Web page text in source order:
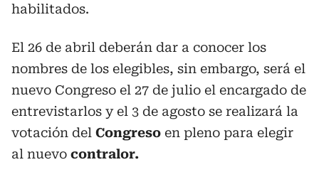
habilitados.
El 26 de abril deberán dar a conocer los
nombres de los elegibles, sin embargo, será el
nuevo Congreso el 27 de julio el encargado de
entrevistarlos y el 3 de agosto se realizará la
votación del Congreso en pleno para elegir
al nuevo contralor.